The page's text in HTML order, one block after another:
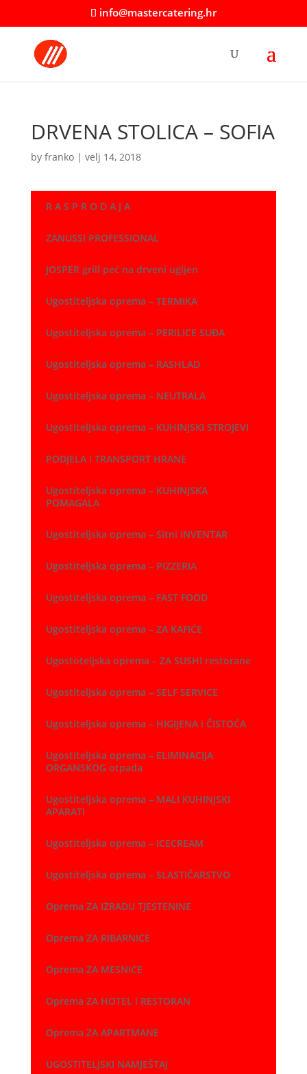
info@mastercatering.hr
DRVENA STOLICA – SOFIA
by franko| velj 14, 2018
R A S P R O D A J A
ZANUSSI PROFESSIONAL
JOSPER grill peć na drveni ugljen
Ugostiteljska oprema – TERMIKA
Ugostiteljska oprema – PERILICE SUĐA
Ugostiteljska oprema – RASHLAD
Ugostiteljska oprema – NEUTRALA
Ugostiteljska oprema – KUHINJSKI STROJEVI
PODJELA I TRANSPORT HRANE
Ugostiteljska oprema – KUHINJSKA
POMAGALA
Ugostiteljska oprema – Sitni INVENTAR
Ugostiteljska oprema – PIZZERIA
Ugostiteljska oprema – FAST FOOD
Ugostiteljska oprema – ZA KAFIĆE
Ugostoteljska oprema – ZA SUSHI restorane
Ugostiteljska oprema – SELF SERVICE
Ugostiteljska oprema – HIGIJENA i ČISTOĆA
Ugostiteljska oprema – ELIMINACIJA
ORGANSKOG otpada
Ugostiteljska oprema – MALI KUHINJSKI
APARATI
Ugostiteljska oprema – ICECREAM
Ugostiteljska oprema – SLASTIČARSTVO
Oprema ZA IZRADU TJESTENINE
Oprema ZA RIBARNICE
Oprema ZA MESNICE
Oprema ZA HOTEL i RESTORAN
Oprema ZA APARTMANE
UGOSTITELJSKI NAMJEŠTAJ